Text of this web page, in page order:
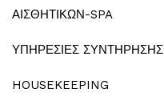
ΑΙΣΘΗΤΙΚΩΝ-SPA
ΥΠΗΡΕΣΙΕΣ ΣΥΝΤΗΡΗΣΗΣ
HOUSEKEEPING